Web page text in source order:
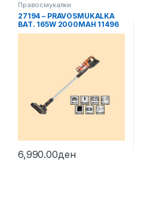
Правосмукалки
27194 – PRAVOSMUKALKA
BAT. 165W 2000MAH 11496
6,990.00ден